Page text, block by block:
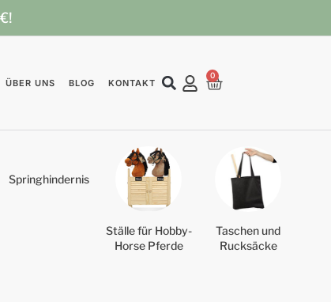
ÜBER UNS BLOG KONTAKT
0
Springhindernis
Ställe für Hobby-
Horse Pferde
Taschen und
Rucksäcke